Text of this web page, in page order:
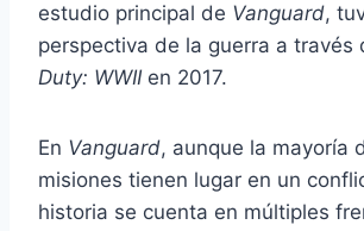
estudio principal de Vanguard,
perspectiva de la guerra a través
Duty: WWIIen 2017.
En Vanguard, aunque la mayoría
misiones tienen lugar en un
historia se cuenta en múltiples